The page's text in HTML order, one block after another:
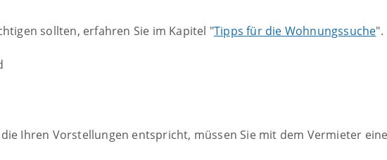
sollten, erfahren Sie im Kapitel "Tipps für die Wohnungssuche".
Ihren Vorstellungen entspricht, müssen Sie mit dem Vermieter